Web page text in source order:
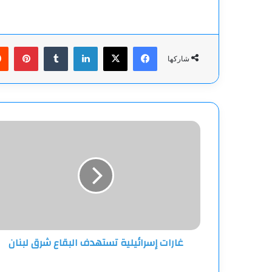
شاركها
فيسبوك
‫X لينكدإن
غارات
غارات إسرائيلية تستهدف البقاع شرق لبنان